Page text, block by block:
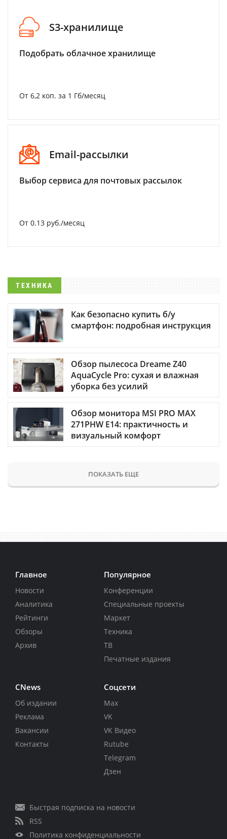
S3-хранилище
Подобрать облачное хранилище
От 6,2 коп. за 1 Гб/месяц
Email-рассылки
Выбор сервиса для почтовых рассылок
От 0.13 руб./месяц
ТЕХНИКА
Как безопасно купить б/у
смартфон: подробная инструкция
Обзор пылесоса Dreame Z40
AquaCycle Pro: сухая и влажная
уборка без усилий
Обзор монитора MSI PRO MAX
271PHW E14: практичность и
визуальный комфорт
ПОКАЗАТЬ ЕЩЕ
Главное
Новости
Аналитика
Рейтинги
Обзоры
Архив
Популярное
Конференции
Специальные проекты
Маркет
Техника
ТВ
Печатные издания
CNews
Об издании
Реклама
Вакансии
Контакты
Соцсети
Max
VK
VK Видео
Rutube
Telegram
Дзен
Быстрая подписка на новости
RSS
Политика конфиденциальности